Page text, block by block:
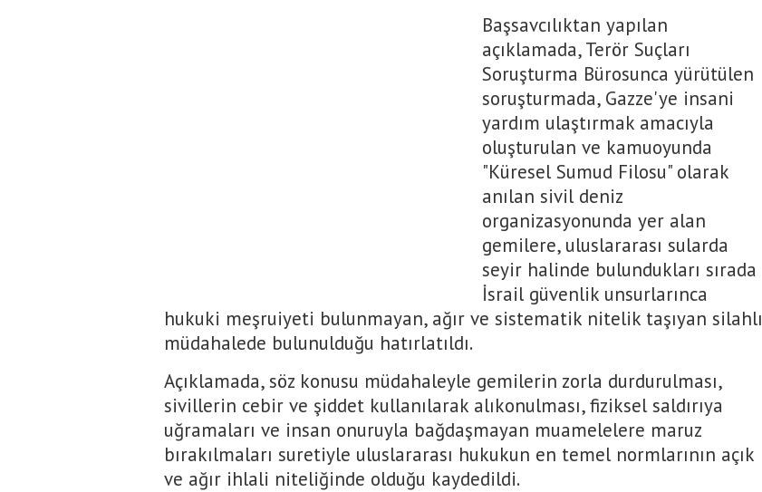
Başsavcılıktan yapılan
açıklamada, Terör Suçları
Soruşturma Bürosunca yürütülen
soruşturmada, Gazze'ye insani
yardım ulaştırmak amacıyla
oluşturulan ve kamuoyunda
"Küresel Sumud Filosu" olarak
anılan sivil deniz
organizasyonunda yer alan
gemilere, uluslararası sularda
seyir halinde bulundukları sırada
İsrail güvenlik unsurlarınca
hukuki meşruiyeti bulunmayan, ağır ve sistematik nitelik taşıyan silahlı
müdahalede bulunulduğu hatırlatıldı.
Açıklamada, söz konusu müdahaleyle gemilerin zorla durdurulması,
sivillerin cebir ve şiddet kullanılarak alıkonulması, fiziksel saldırıya
uğramaları ve insan onuruyla bağdaşmayan muamelelere maruz
bırakılmaları suretiyle uluslararası hukukun en temel normlarının açık
ve ağır ihlali niteliğinde olduğu kaydedildi.